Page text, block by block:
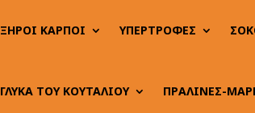
ΞΗΡΟΙ ΚΑΡΠΟΙ ΥΠΕΡΤΡΟΦΕΣ
ΓΛΥΚΑ ΤΟΥ ΚΟΥΤΑΛΙΟΥ ΠΡΑΛΙΝΕΣ-